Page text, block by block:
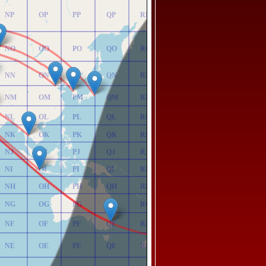
NE
NF
NG
NH
NI
NJ
NK
NL
NM
NN
NO
NP
OE
OF
OG
OH
OI
OJ
OK
OL
OM
ON
OO
OP
PE
PF
PG
PH
PI
PJ
PK
PL
PM
PN
PO
PP
QE
QF
QG
QH
QI
QJ
QK
QL
QM
QN
QO
QP
RE
RF
RG
RH
RI
RJ
RK
RL
RM
RN
RO
RP